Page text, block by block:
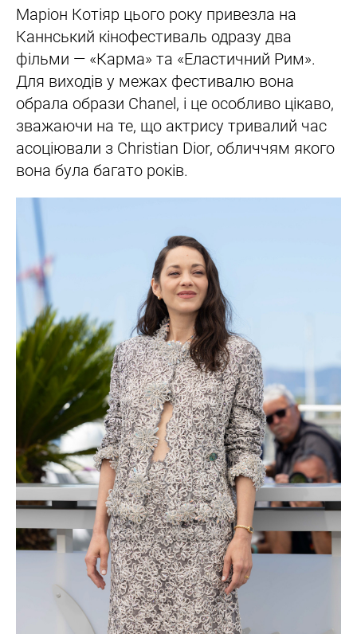
Маріон Котіяр цього року привезла на
Каннський кінофестиваль одразу два
фільми — «Карма» та «Еластичний Рим».
Для виходів у межах фестивалю вона
обрала образи Chanel, і це особливо цікаво,
зважаючи на те, що актрису тривалий час
асоціювали з Christian Dior, обличчям якого
вона була багато років.